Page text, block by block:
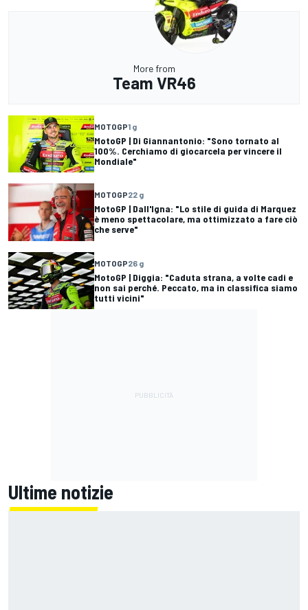
More from
Team VR46
MOTOGP1 g
MotoGP | Di Giannantonio: "Sono tornato al
100%. Cerchiamo di giocarcela per vincere il
Mondiale"
MOTOGP22 g
MotoGP | Dall'Igna: "Lo stile di guida di Marquez
è meno spettacolare, ma ottimizzato a fare ciò
che serve"
MOTOGP26 g
MotoGP | Diggia: "Caduta strana, a volte cadi e
non sai perché. Peccato, ma in classifica siamo
tutti vicini"
Ultime notizie